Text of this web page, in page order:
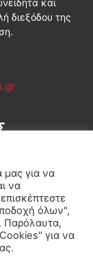
διεξόδου της
Κοινωνία
μας για να
να
όλων",
Παρόλαυτα,
Cookies" για να